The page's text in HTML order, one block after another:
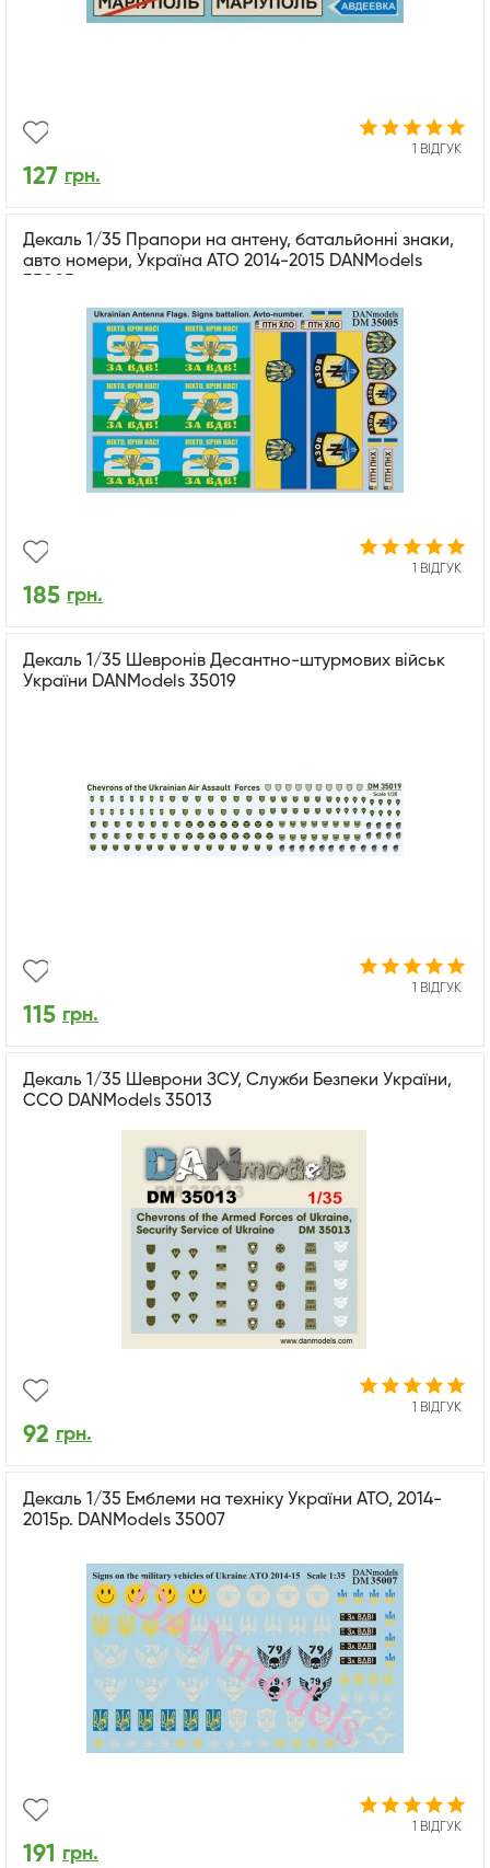
1 ВІДГУК
127 грн.
Декаль 1/35 Прапори на антену, батальйонні знаки,
авто номери, Україна АТО 2014-2015 DANModels
1 ВІДГУК
185 грн.
Декаль 1/35 Шевронів Десантно-штурмових військ
України DANModels 35019
1 ВІДГУК
115 грн.
Декаль 1/35 Шеврони ЗСУ, Служби Безпеки України,
ССО DANModels 35013
1 ВІДГУК
92 грн.
Декаль 1/35 Емблеми на техніку України АТО, 2014-
2015р. DANModels 35007
1 ВІДГУК
191 грн.